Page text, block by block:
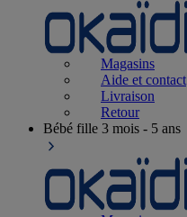
Magasins
Aide et contact
Livraison
Retour
Bébé fille 3 mois - 5 ans